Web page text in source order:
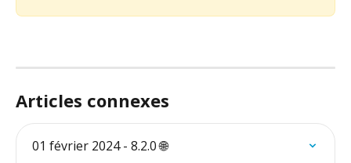
Articles connexes
01 février 2024 - 8.2.0 🌐